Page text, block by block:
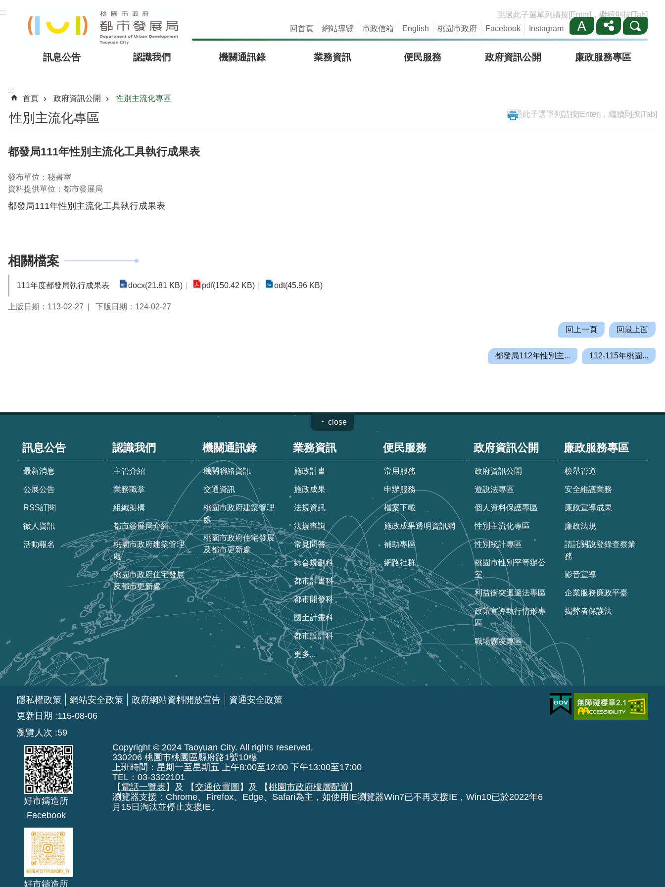
跳到主要內容區塊
:::
跳過此子選單列請按[Enter]，繼續則按[Tab]
回首頁
網站導覽 市政信箱 English 桃園市政府 Facebook Instagram
訊息公告 認識我們 機關通訊錄 業務資訊 便民服務 政府資訊公開 廉政服務專區
:::
首頁
政府資訊公開 性別主流化專區
性別主流化專區 跳過此子選單列請按[Enter]，繼續則按[Tab]
都發局111年性別主流化工具執行成果表
發布單位：秘書室
資料提供單位：都市發展局
都發局111年性別主流化工具執行成果表
相關檔案
111年度都發局執行成果表 docx(21.81 KB) pdf(150.42 KB) odt(45.96 KB)
上版日期：113-02-27 下版日期：124-02-27
回上一頁 回最上面
都發局112年性別主... 112-115年桃園...
close
訊息公告
最新消息
公展公告
RSS訂閱
徵人資訊
活動報名
認識我們
主管介紹
業務職掌
組織架構
都市發展局介紹
桃園市政府建築管理
處
桃園市政府住宅發展
及都市更新處
機關通訊錄
機關聯絡資訊
交通資訊
桃園市政府建築管理
處
桃園市政府住宅發展
及都市更新處
業務資訊
施政計畫
施政成果
法規資訊
法規查詢
常見問答
綜合規劃科
都市計畫科
都市開發科
國土計畫科
都市設計科
更多...
便民服務
常用服務
申辦服務
檔案下載
施政成果透明資訊網
補助專區
網路社群
政府資訊公開
政府資訊公開
遊說法專區
個人資料保護專區
性別主流化專區
性別統計專區
桃園市性別平等辦公
室
利益衝突迴避法專區
政策宣導執行情形專
區
職場霸凌專區
廉政服務專區
檢舉管道
安全維護業務
廉政宣導成果
廉政法規
請託關說登錄查察業
務
影音宣導
企業服務廉政平臺
揭弊者保護法
隱私權政策 網站安全政策 政府網站資料開放宣告
資通安全政策
更新日期
115-08-06
瀏覽人次 59
好市鑄造所
Facebook
好市鑄造所
Copyright © 2024 Taoyuan City. All rights reserved.
330206 桃園市桃園區縣府路1號10樓
上班時間：星期一至星期五 上午8:00至12:00 下午13:00至17:00
TEL：03-3322101
【 電話一覽表 】及 【交通位置圖 】及 【桃園市政府樓層配置 】
瀏覽器支援：Chrome、Firefox、Edge、Safari為主，如使用IE瀏覽器Win7已不再支援IE，Win10已於2022年6
月15日淘汰並停止支援IE。